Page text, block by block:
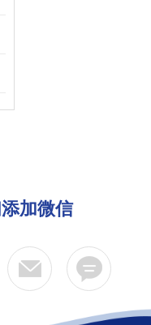
加微信